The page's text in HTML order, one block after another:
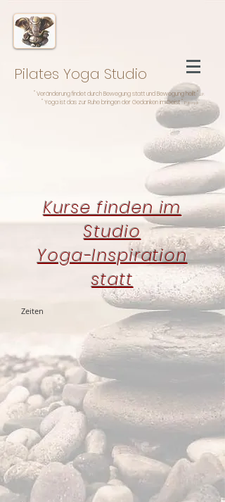
Pilates Yoga ​Studio
" Veränderung findet durch Bewegung statt und Bewegung heilt " J.P.
" Yoga ist das zur Ruhe bringen der Gedanken im Geist " Patanjali
Kurse finden im
Studio
Yoga-Inspiration
statt
Zeiten